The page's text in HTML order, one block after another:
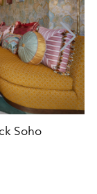
Soho